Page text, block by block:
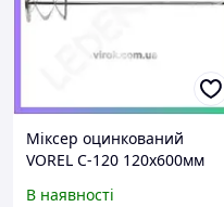
Міксер оцинкований
VOREL C-120 120x600мм
В наявності